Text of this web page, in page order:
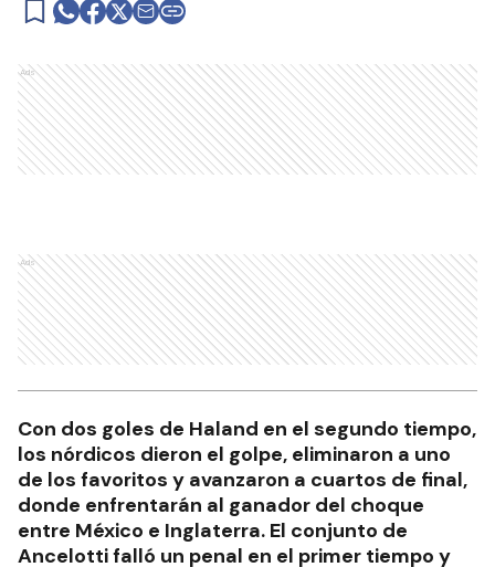
Ads
Ads
Con dos goles de Haland en el segundo tiempo,
los nórdicos dieron el golpe, eliminaron a uno
de los favoritos y avanzaron a cuartos de final,
donde enfrentarán al ganador del choque
entre México e Inglaterra. El conjunto de
Ancelotti falló un penal en el primer tiempo y